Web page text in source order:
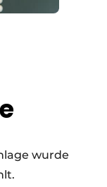
wurde